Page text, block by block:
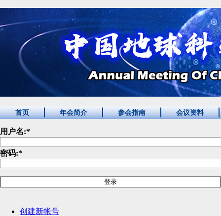
首页 年会简介 参会指南 会议资料
用户名:*
密码:*
创建新帐号